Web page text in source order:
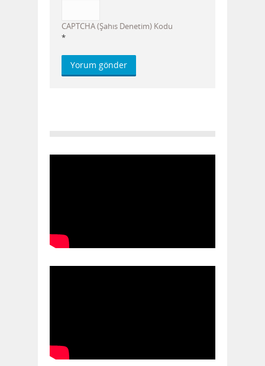
CAPTCHA (Şahıs Denetim) Kodu
*